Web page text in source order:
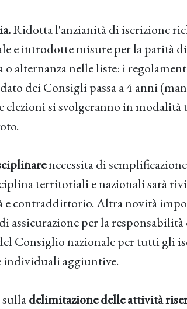
Ridotta l'anzianità di iscrizione
e introdotte misure per la parità di
o alternanza nelle liste: i
dei Consigli passa a 4 anni
si svolgeranno in modalità
necessita di
territoriali e nazionali sarà
contraddittorio. Altra novità
assicurazione per la
Consiglio nazionale per tutti gli
individuali aggiuntive.
delimitazione delle attività